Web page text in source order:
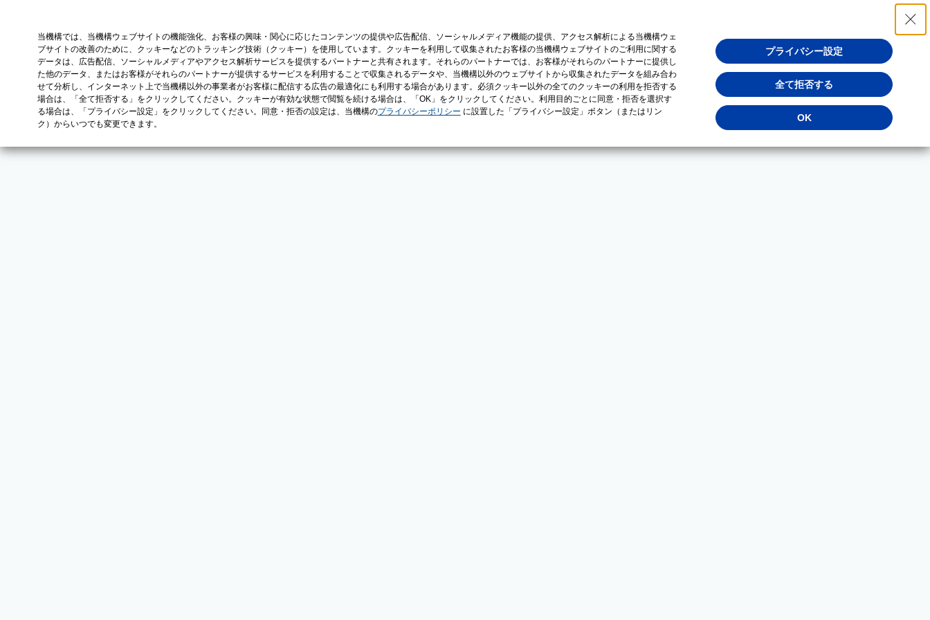
当機構では、当機構ウェブサイトの機能強化、お客様の興味・関心に応じたコンテンツの提供や広告配信、ソーシャルメディア機能の提供、アクセス解析による当機構ウェ
ブサイトの改善のために、クッキーなどのトラッキング技術（クッキー）を使用しています。クッキーを利用して収集されたお客様の当機構ウェブサイトのご利用に関する
データは、広告配信、ソーシャルメディアやアクセス解析サービスを提供するパートナーと共有されます。それらのパートナーでは、お客様がそれらのパートナーに提供し
た他のデータ、またはお客様がそれらのパートナーが提供するサービスを利用することで収集されるデータや、当機構以外のウェブサイトから収集されたデータを組み合わ
せて分析し、インターネット上で当機構以外の事業者がお客様に配信する広告の最適化にも利用する場合があります。必須クッキー以外の全てのクッキーの利用を拒否する
場合は、「全て拒否する」をクリックしてください。クッキーが有効な状態で閲覧を続ける場合は、「OK」をクリックしてください。利用目的ごとに同意・拒否を選択す
る場合は、「プライバシー設定」をクリックしてください。同意・拒否の設定は、当機構のプライバシーポリシー に設置した「プライバシー設定」ボタン（またはリン
ク）からいつでも変更できます。
プライバシー設定
全て拒否する
OK